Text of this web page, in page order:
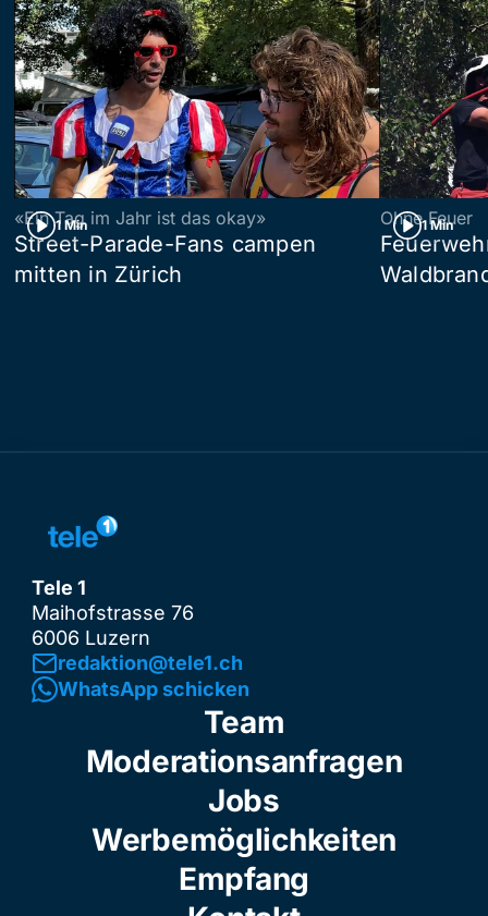
1 Min
«Ein Tag im Jahr ist das okay»
Street-Parade-Fans campen
mitten in Zürich
1 Min
Ohne Feuer
Tele 1
Maihofstrasse 76
6006 Luzern
redaktion@tele1.ch
WhatsApp schicken
Team
Moderationsanfragen
Jobs
Werbemöglichkeiten
Empfang